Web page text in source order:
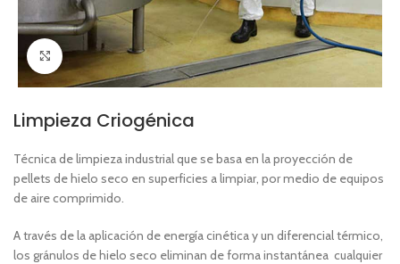
Click to enlarge
Limpieza Criogénica
Técnica de limpieza industrial que se basa en la proyección de
pellets de hielo seco en superficies a limpiar, por medio de equipos
de aire comprimido.
A través de la aplicación de energía cinética y un diferencial térmico,
los gránulos de hielo seco eliminan de forma instantánea cualquier